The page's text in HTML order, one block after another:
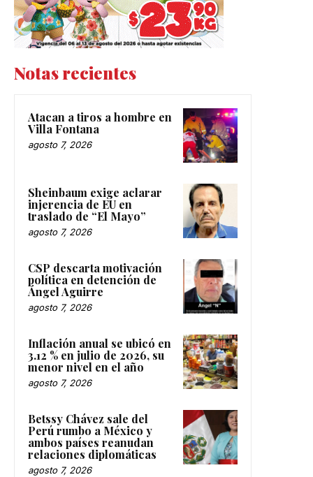
Notas recientes
Atacan a tiros a hombre en
Villa Fontana
agosto 7, 2026
Sheinbaum exige aclarar
injerencia de EU en
traslado de “El Mayo”
agosto 7, 2026
CSP descarta motivación
política en detención de
Ángel Aguirre
agosto 7, 2026
Inflación anual se ubicó en
3.12 % en julio de 2026, su
menor nivel en el año
agosto 7, 2026
Betssy Chávez sale del
Perú rumbo a México y
ambos países reanudan
relaciones diplomáticas
agosto 7, 2026